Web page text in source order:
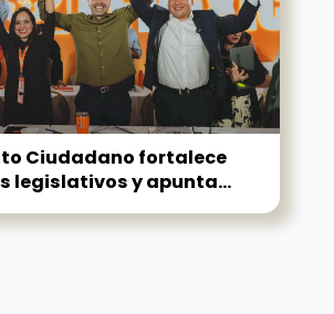
Ciudadano fortalece
legislativos y apunta...